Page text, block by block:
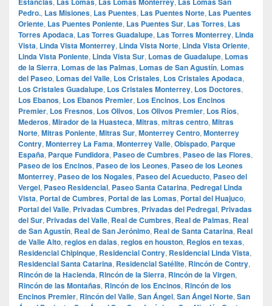
Pedro., Las Misiones, Las Puentes, Las Puentes Norte, Las Puentes
Oriente, Las Puentes Poniente, Las Puentes Sur, Las Torres, Las
Torres Apodaca, Las Torres Guadalupe, Las Torres Monterrey, Linda
Vista, Linda Vista Monterrey, Linda Vista Norte, Linda Vista Oriente,
Linda Vista Poniente, Linda Vista Sur, Lomas de Guadalupe, Lomas
de la Sierra, Lomas de las Palmas, Lomas de San Agustín, Lomas
del Paseo, Lomas del Valle, Los Cristales, Los Cristales Apodaca,
Los Cristales Guadalupe, Los Cristales Monterrey, Los Doctores,
Los Ebanos, Los Ebanos Premier, Los Encinos, Los Encinos
Premier, Los Fresnos, Los Olivos, Los Olivos Premier, Los Ríos,
Mederos, Mirador de la Huasteca, Mitras, mitras centro, Mitras
Norte, Mitras Poniente, Mitras Sur, Monterrey Centro, Monterrey
Contry, Monterrey La Fama, Monterrey Valle, Obispado, Parque
España, Parque Fundidora, Paseo de Cumbres, Paseo de las Flores,
Paseo de los Encinos, Paseo de los Leones, Paseo de los Leones
Monterrey, Paseo de los Nogales, Paseo del Acueducto, Paseo del
Vergel, Paseo Residencial, Paseo Santa Catarina, Pedregal Linda
Vista, Portal de Cumbres, Portal de las Lomas, Portal del Huajuco,
Portal del Valle, Privadas Cumbres, Privadas del Pedregal, Privadas
del Sur, Privadas del Valle, Real de Cumbres, Real de Palmas, Real
de San Agustín, Real de San Jerónimo, Real de Santa Catarina, Real
de Valle Alto, regios en dalas, regios en houston, Regios en texas,
Residencial Chipinque, Residencial Contry, Residencial Linda Vista,
Residencial Santa Catarina, Residencial Satélite, Rincón de Contry,
Rincón de la Hacienda, Rincón de la Sierra, Rincón de la Virgen,
Rincón de las Montañas, Rincón de los Encinos, Rincón de los
Encinos Premier, Rincón del Valle, San Ángel, San Ángel Norte, San